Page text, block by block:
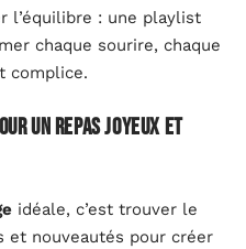
l’équilibre : une playlist
chaque sourire, chaque
complice.
un repas joyeux et
idéale, c’est trouver le
et nouveautés pour créer